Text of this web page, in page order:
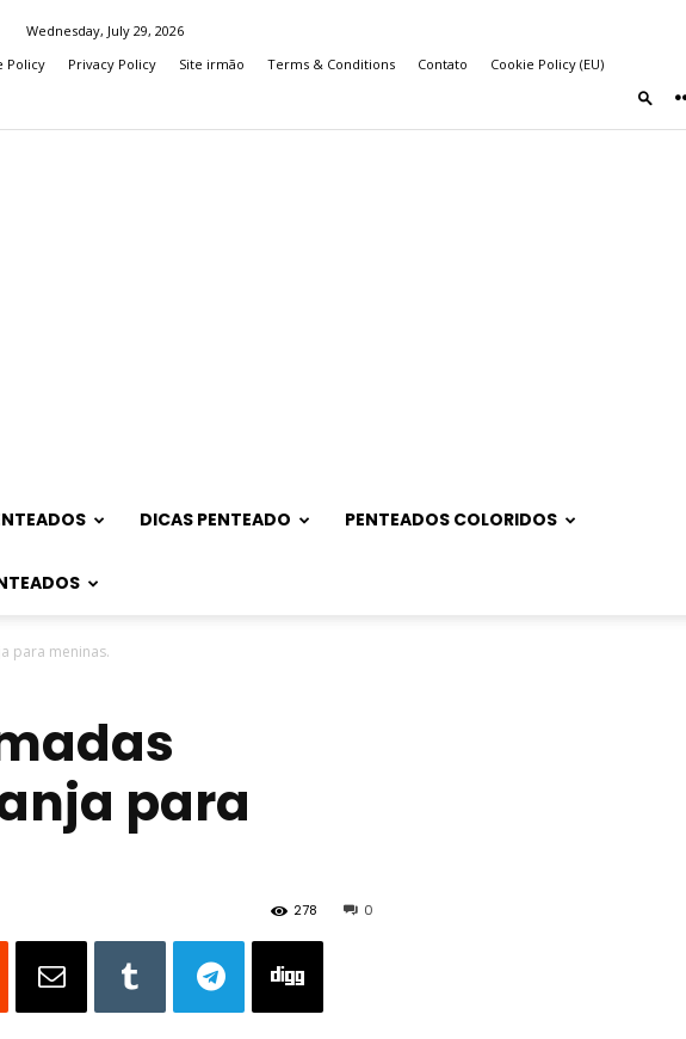
Wednesday, July 29, 2026
Policy Privacy Policy Site irmão Terms & Conditions Contato Cookie Policy (EU)
DICAS PENTEADO PENTEADOS COLORIDOS
para meninas.
para
0
278